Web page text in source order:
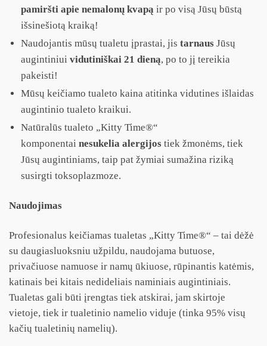
pamiršti apie nemalonų kvapą ir po visą Jūsų būstą
išsinešiotą kraiką!
Naudojantis mūsų tualetu įprastai, jis tarnaus Jūsų
augintiniui vidutiniškai 21 dieną, po to jį tereikia
pakeisti!
Mūsų keičiamo tualeto kaina atitinka vidutines išlaidas
augintinio tualeto kraikui.
Natūralūs tualeto „Kitty Time®“
komponentai nesukelia alergijos tiek žmonėms, tiek
Jūsų augintiniams, taip pat žymiai sumažina riziką
susirgti toksoplazmoze.
Naudojimas
Profesionalus keičiamas tualetas „Kitty Time®“ – tai dėžė
su daugiasluoksniu užpildu, naudojama butuose,
privačiuose namuose ir namų ūkiuose, rūpinantis katėmis,
katinais bei kitais nedideliais naminiais augintiniais.
Tualetas gali būti įrengtas tiek atskirai, jam skirtoje
vietoje, tiek ir tualetinio namelio viduje (tinka 95% visų
kačių tualetinių namelių).